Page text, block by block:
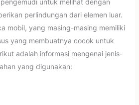
untuk melihat dengan
perlindungan dari elemen luar.
mobil, yang masing-masing memiliki
yang membuatnya cocok untuk
adalah informasi mengenai jenis-
yang digunakan: